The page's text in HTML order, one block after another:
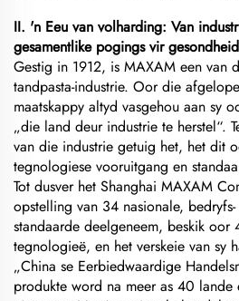
II. 'n Eeu van volharding: Van
gesamentlike pogings vir gesondheid
Gestig in 1912, is MAXAM een van
tandpasta-industrie. Oor die
maatskappy altyd vasgehou aan sy
„die land deur industrie te herstel“.
van die industrie getuig het, het dit
tegnologiese vooruitgang en
Tot dusver het Shanghai MAXAM
opstelling van 34 nasionale,
standaarde deelgeneem, beskik oor
tegnologieë, en het verskeie van sy
„China se Eerbiedwaardige
produkte word na meer as 40 lande